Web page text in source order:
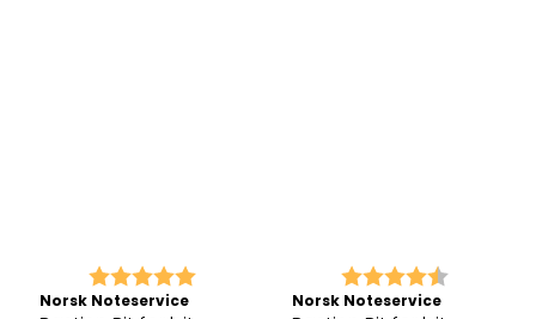
Karakter: 5.0 av 5 mulige
Norsk Noteservice
Karakter: 4.1 av 5
Norsk Noteservice